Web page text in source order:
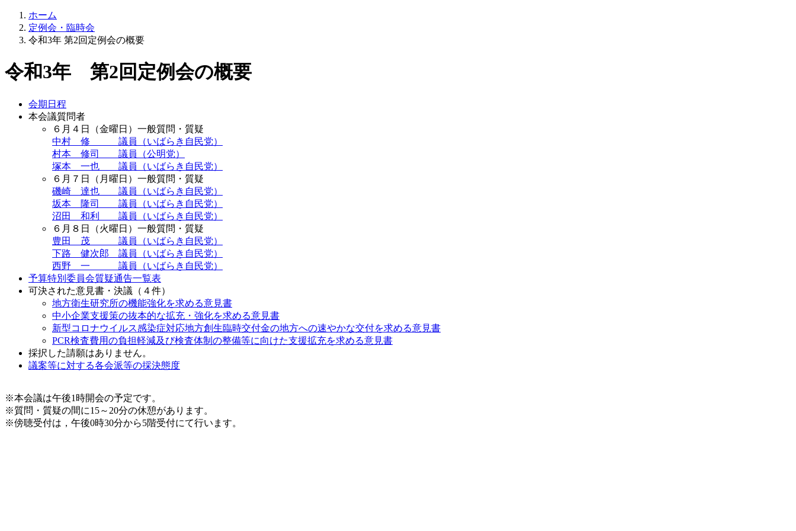
ホーム
定例会・臨時会
令和3年 第2回定例会の概要
令和3年 第2回定例会の概要
会期日程
本会議質問者
６月４日（金曜日）一般質問・質疑
中村 修 議員（いばらき自民党）
村本 修司 議員（公明党）
塚本 一也 議員（いばらき自民党）
６月７日（月曜日）一般質問・質疑
磯崎 達也 議員（いばらき自民党）
坂本 隆司 議員（いばらき自民党）
沼田 和利 議員（いばらき自民党）
６月８日（火曜日）一般質問・質疑
豊田 茂 議員（いばらき自民党）
下路 健次郎 議員（いばらき自民党）
西野 一 議員（いばらき自民党）
予算特別委員会質疑通告一覧表
可決された意見書・決議（４件）
地方衛生研究所の機能強化を求める意見書
中小企業支援策の抜本的な拡充・強化を求める意見書
新型コロナウイルス感染症対応地方創生臨時交付金の地方への速やかな交付を求める意見書
PCR検査費用の負担軽減及び検査体制の整備等に向けた支援拡充を求める意見書
採択した請願はありません。
議案等に対する各会派等の採決態度
※本会議は午後1時開会の予定です。
※質問・質疑の間に15～20分の休憩があります。
※傍聴受付は，午後0時30分から5階受付にて行います。